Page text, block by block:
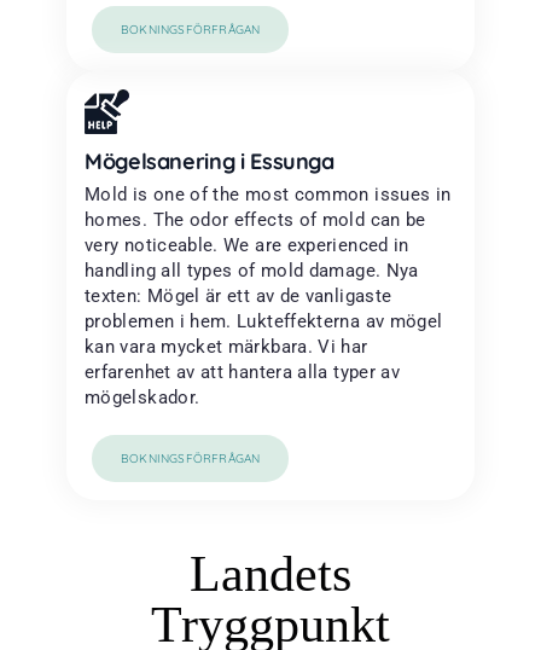
BOKNINGSFÖRFRÅGAN
Mögelsanering i Essunga
Mold is one of the most common issues in
homes. The odor effects of mold can be
very noticeable. We are experienced in
handling all types of mold damage. Nya
texten: Mögel är ett av de vanligaste
problemen i hem. Lukteffekterna av mögel
kan vara mycket märkbara. Vi har
erfarenhet av att hantera alla typer av
mögelskador.
BOKNINGSFÖRFRÅGAN
Landets
Tryggpunkt